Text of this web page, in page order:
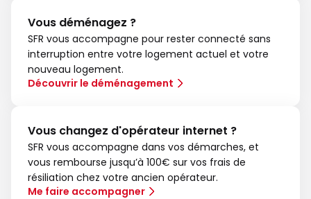
Vous déménagez ?
SFR vous accompagne pour rester connecté sans
interruption entre votre logement actuel et votre
nouveau logement.
Découvrir le déménagement
Vous changez d'opérateur internet ?
SFR vous accompagne dans vos démarches, et
vous rembourse jusqu’à 100€ sur vos frais de
résiliation chez votre ancien opérateur.
Me faire accompagner